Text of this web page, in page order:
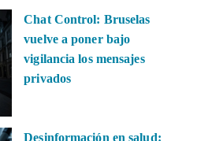
Chat Control: Bruselas
vuelve a poner bajo
vigilancia los mensajes
privados
Desinformación en salud: